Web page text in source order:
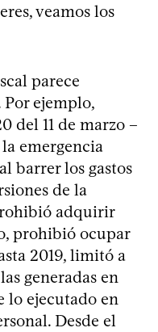
veamos los
parece
Por ejemplo,
del 11 de marzo –
emergencia
barrer los gastos
de la
adquirir
prohibió ocupar
2019, limitó a
generadas en
lo ejecutado en
Desde el